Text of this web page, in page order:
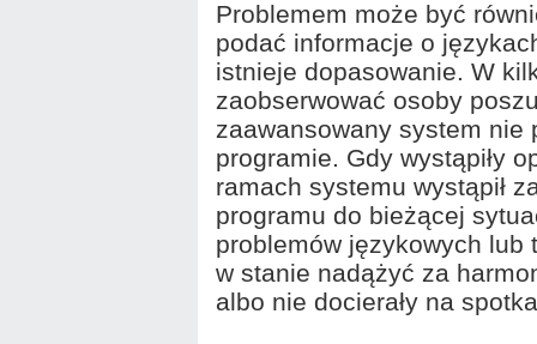
Problemem może być
podać informacje o
istnieje dopasowanie. W
zaobserwować osoby
zaawansowany system nie
programie. Gdy wystąpiły
ramach systemu wystąpił
programu do bieżącej
problemów językowych lub
w stanie nadążyć za
albo nie docierały na